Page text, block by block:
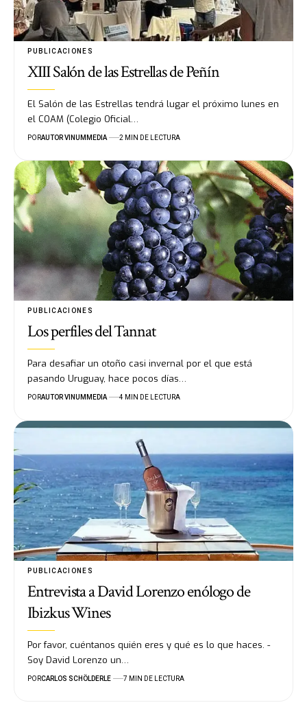
PUBLICACIONES
XIII Salón de las Estrellas de Peñín
El Salón de las Estrellas tendrá lugar el próximo lunes en
el COAM (Colegio Oficial…
PORAUTOR VINUMMEDIA 2 MIN DE LECTURA
PUBLICACIONES
Los perfiles del Tannat
Para desafiar un otoño casi invernal por el que está
pasando Uruguay, hace pocos días…
PORAUTOR VINUMMEDIA 4 MIN DE LECTURA
PUBLICACIONES
Entrevista a David Lorenzo enólogo de
Ibizkus Wines
Por favor, cuéntanos quién eres y qué es lo que haces. -
Soy David Lorenzo un…
PORCARLOS SCHÖLDERLE 7 MIN DE LECTURA